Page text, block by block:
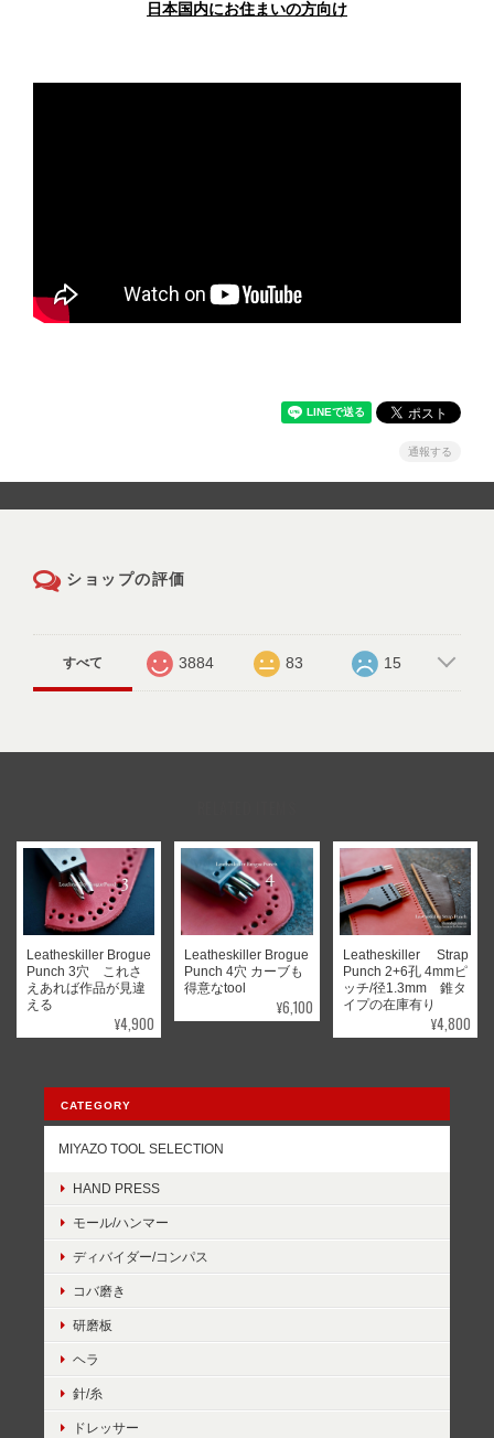
日本国内にお住まいの方向け
通報する
ショップの評価
すべて 3884 83 15
Leatheskiller Brogue
Punch 3穴 これさ
えあれば作品が見違
える
¥4,900
Leatheskiller Brogue
Punch 4穴 カーブも
得意なtool
¥6,100
Leatheskiller Strap
Punch 2+6孔 4mmピ
ッチ/径1.3mm 錐タ
イプの在庫有り
¥4,800
CATEGORY
MIYAZO TOOL SELECTION
HAND PRESS
モール/ハンマー
ディバイダー/コンパス
コバ磨き
研磨板
ヘラ
針/糸
ドレッサー